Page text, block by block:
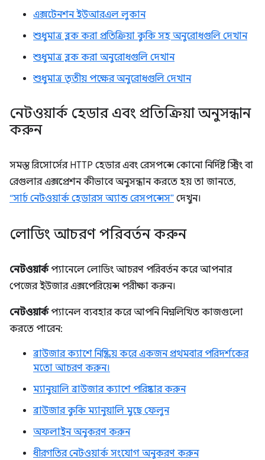
এক্সটেনশন ইউআরএল লুকান
শুধুমাত্র ব্লক করা প্রতিক্রিয়া কুকি সহ অনুরোধগুলি দেখান
শুধুমাত্র ব্লক করা অনুরোধগুলি দেখান
শুধুমাত্র তৃতীয় পক্ষের অনুরোধগুলি দেখান
নেটওয়ার্ক হেডার এবং প্রতিক্রিয়া অনুসন্ধান
করুন
সমস্ত রিসোর্সের HTTP হেডার এবং রেসপন্সে কোনো নির্দিষ্ট স্ট্রিং বা
রেগুলার এক্সপ্রেশন কীভাবে অনুসন্ধান করতে হয় তা জানতে,
“সার্চ নেটওয়ার্ক হেডারস অ্যান্ড রেসপন্সেস” দেখুন।
লোডিং আচরণ পরিবর্তন করুন
নেটওয়ার্কপ্যানেলে লোডিং আচরণ পরিবর্তন করে আপনার
পেজের ইউজার এক্সপেরিয়েন্স পরীক্ষা করুন।
নেটওয়ার্কপ্যানেল ব্যবহার করে আপনি নিম্নলিখিত কাজগুলো
করতে পারেন:
ব্রাউজার ক্যাশে নিষ্ক্রিয় করে একজন প্রথমবার পরিদর্শকের
মতো আচরণ করুন।
ম্যানুয়ালি ব্রাউজার ক্যাশে পরিষ্কার করুন
ব্রাউজার কুকি ম্যানুয়ালি মুছে ফেলুন
অফলাইন অনুকরণ করুন
ধীরগতির নেটওয়ার্ক সংযোগ অনুকরণ করুন